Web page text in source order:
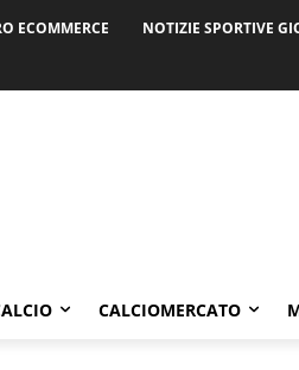
ECOMMERCE NOTIZIE SPORTIVE
CALCIOMERCATO